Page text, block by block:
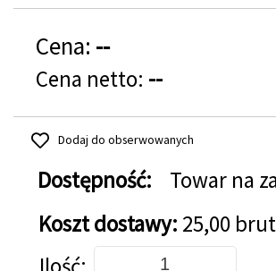
Cena: --
Cena netto: --
Dodaj do obserwowanych
Dostępność:
Towar na
Koszt dostawy: 25,00
Dodaj do koszyka